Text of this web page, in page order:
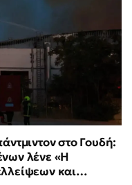
στο Γουδή:
λένε «Η
και